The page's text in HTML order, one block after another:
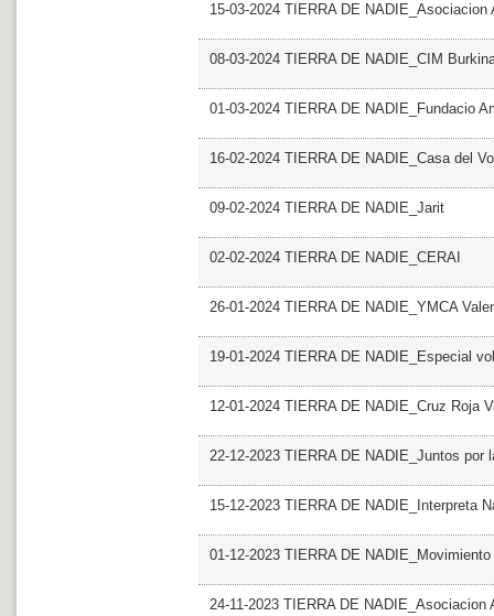
15-03-2024 TIERRA DE NADIE_Asociacion
08-03-2024 TIERRA DE NADIE_CIM
01-03-2024 TIERRA DE NADIE_Fundacio
16-02-2024 TIERRA DE NADIE_Casa del
09-02-2024 TIERRA DE NADIE_Jarit
02-02-2024 TIERRA DE NADIE_CERAI
26-01-2024 TIERRA DE NADIE_YMCA
19-01-2024 TIERRA DE NADIE_Especial
12-01-2024 TIERRA DE NADIE_Cruz Roja
22-12-2023 TIERRA DE NADIE_Juntos por
15-12-2023 TIERRA DE NADIE_Interpreta
01-12-2023 TIERRA DE
24-11-2023 TIERRA DE NADIE_Asociacion